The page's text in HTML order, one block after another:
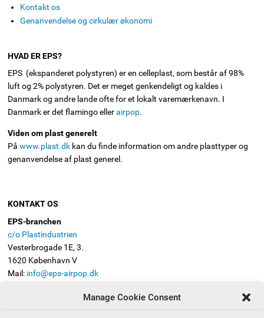
Manage Cookie Consent
Kontakt os
Genanvendelse og cirkulær økonomi
HVAD ER EPS?
EPS (ekspanderet polystyren) er en celleplast, som består af 98%
luft og 2% polystyren. Det er meget genkendeligt og kaldes i
Danmark og andre lande ofte for et lokalt varemærkenavn. I
Danmark er det flamingo ellerairpop.
Viden om plast generelt
Påwww.plast.dk kan du finde information om andre plasttyper og
genanvendelse af plast generel.
KONTAKT OS
EPS-branchen
c/o Plastindustrien
Vesterbrogade 1E, 3.
1620 København V
Mail: info@eps-airpop.dk